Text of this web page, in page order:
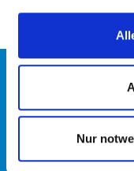
Nur
© GERMAN
DATA PROTECTION